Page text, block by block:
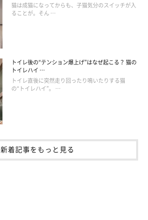
猫は成猫になってからも、子猫気分のスイッチが入
ることが。そん …
トイレ後の“テンション爆上げ”はなぜ起こる？ 猫の
トイレハイ …
トイレ直後に突然走り回ったり鳴いたりする猫
の“トイレハイ”。 …
新着記事をもっと見る